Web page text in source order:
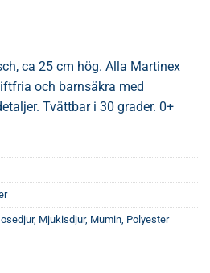
ca 25 cm hög. Alla Martinex
och barnsäkra med
Tvättbar i 30 grader. 0+
, Mjukisdjur, Mumin Polyester